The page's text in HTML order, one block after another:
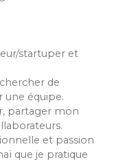
startuper et
de
une équipe.
partager mon
et passion
que je pratique